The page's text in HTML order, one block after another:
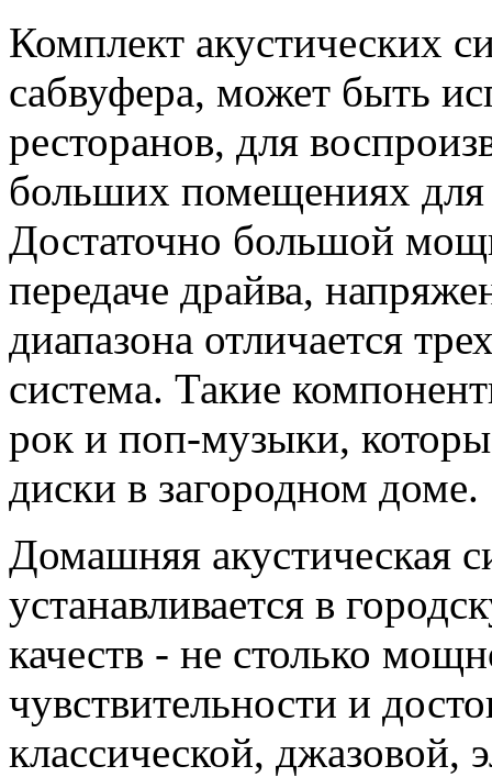
Комплект акустических
сабвуфера, может быть
ресторанов, для
больших помещениях для
Достаточно большой
передаче драйва,
диапазона отличается
система. Такие
рок и поп-музыки,
диски в загородном доме.
Домашняя акустическая
устанавливается в
качеств - не столько
чувствительности и
классической, джазовой,